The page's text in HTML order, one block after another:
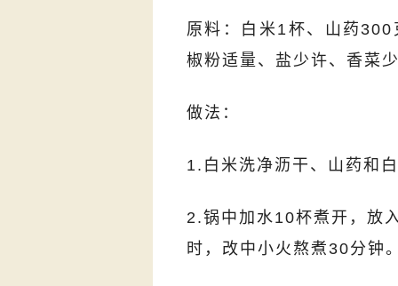
原料：白米1杯、山药
椒粉适量、盐少许、香菜
做法：
1.白米洗净沥干、山药和
2.锅中加水10杯煮开，放
时，改中小火熬煮30分钟